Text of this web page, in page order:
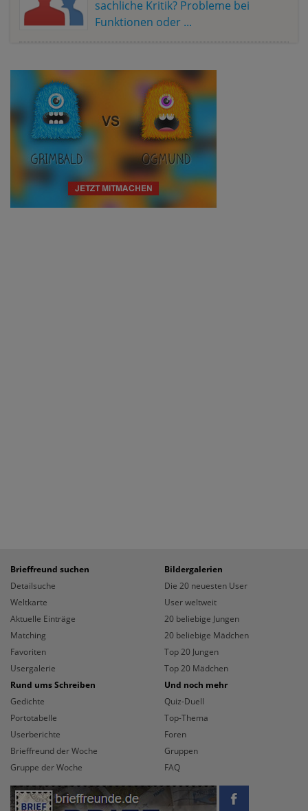
sachliche Kritik? Probleme bei
Funktionen oder ...
Brieffreund suchen
Detailsuche
Weltkarte
Aktuelle Einträge
Matching
Favoriten
Usergalerie
Bildergalerien
Die 20 neuesten User
User weltweit
20 beliebige Jungen
20 beliebige Mädchen
Top 20 Jungen
Top 20 Mädchen
Rund ums Schreiben
Gedichte
Portotabelle
Userberichte
Brieffreund der Woche
Gruppe der Woche
Und noch mehr
Quiz-Duell
Top-Thema
Foren
Gruppen
FAQ